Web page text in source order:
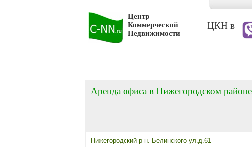
Центр
Коммерческой
Недвижимости
ЦКН в
Аренда офиса в Нижегородском районе
Нижегородский р-н. Белинского ул.д.61